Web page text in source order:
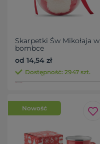
Skarpetki Św Mikołaja w
bombce
od 14,54 zł
Dostępność: 2947 szt.
Nowość